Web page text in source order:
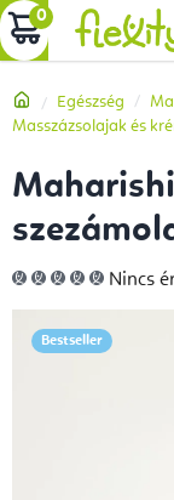
Ugrás
a
tartalomhoz
KOSÁR
Kezdőlap
Egészség
Masszázsolajak és
A
termék
5-
ből
Nincs
Bestseller